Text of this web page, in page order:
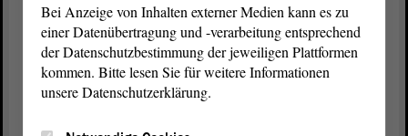
Mitglieder derEnquete-Kommissiondie Chance, sich mit ihren
Fragen an diese zu wenden und eigene Impulse in die Diskussion
einzubringen.
Zur Übersichtsseite der Enquete-Kommission
Bei Anzeige von Inhalten externer Medien kann es zu
einer Datenübertragung und -verarbeitung entsprechend
der Datenschutzbestimmung der jeweiligen Plattformen
kommen. Bitte lesen Sie für weitere Informationen
unsere Datenschutzerklärung.